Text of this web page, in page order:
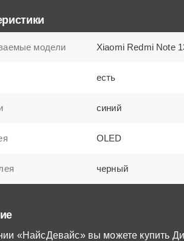
модели Xiaomi Redmi Note
есть
синий
OLED
черный
«НайсДевайс» вы можете купить